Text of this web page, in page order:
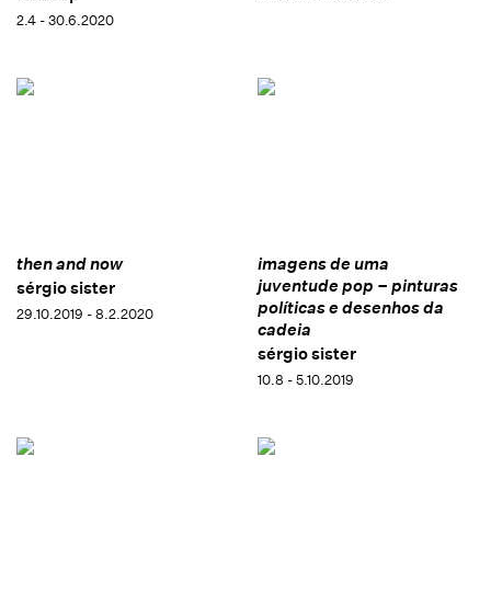
2.4 - 30.6.2020
then and now
sérgio sister
29.10.2019 - 8.2.2020
imagens de uma
juventude pop – pinturas
políticas e desenhos da
cadeia
sérgio sister
10.8 - 5.10.2019